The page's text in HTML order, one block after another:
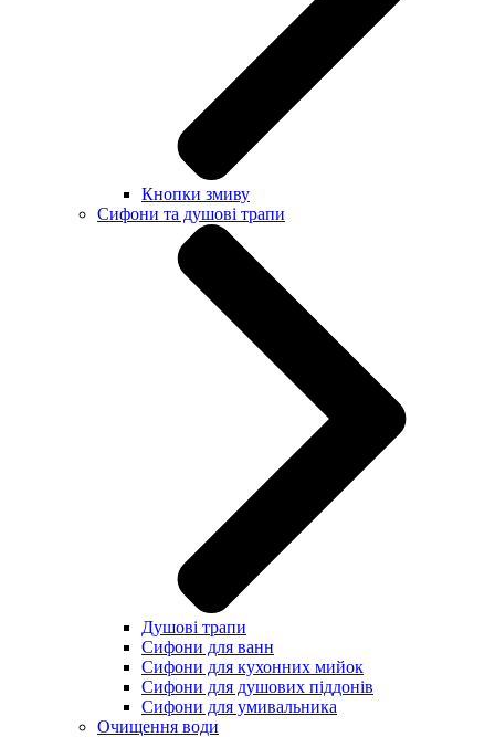
Кнопки змиву
Сифони та душові трапи
Душові трапи
Сифони для ванн
Сифони для кухонних мийок
Сифони для душових піддонів
Сифони для умивальника
Очищення води